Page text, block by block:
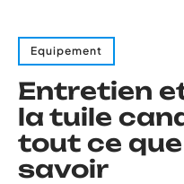
Equipement
Entretien
la tuile
tout ce
savoir